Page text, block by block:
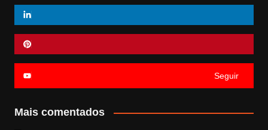
Seguir
Mais comentados